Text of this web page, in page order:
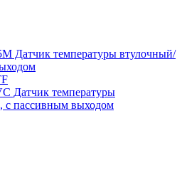
Датчик температуры втулочный/
Датчик температуры
с пассивным выходом